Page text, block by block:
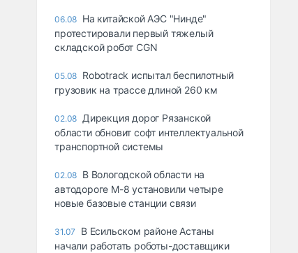
06.08 На китайской АЭС "Нинде"
протестировали первый тяжелый
складской робот CGN
05.08 Robotrack испытал беспилотный
грузовик на трассе длиной 260 км
02.08 Дирекция дорог Рязанской
области обновит софт интеллектуальной
транспортной системы
02.08 В Вологодской области на
автодороге М-8 установили четыре
новые базовые станции связи
31.07
В Есильском районе Астаны
начали работать роботы-доставщики